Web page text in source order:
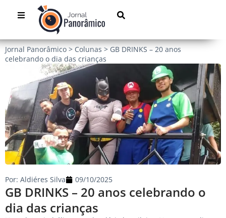
Jornal Panorâmico > Colunas > GB DRINKS – 20 anos
celebrando o dia das crianças
GB DRINKS – 20 anos celebrando o
dia das crianças
Por: Aldiéres Silva 09/10/2025